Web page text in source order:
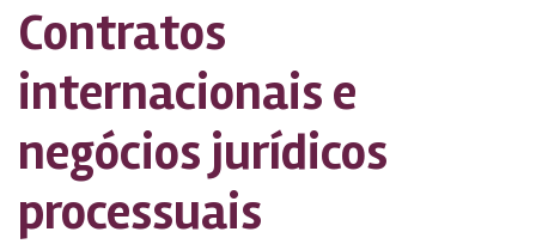
Contratos
internacionais e
negócios jurídicos
processuais